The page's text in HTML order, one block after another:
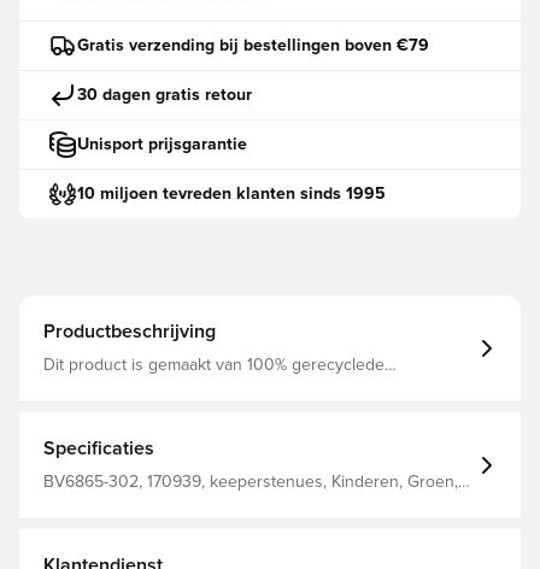
Gratis verzending bij bestellingen boven €79
30 dagen gratis retour
Unisport prijsgarantie
10 miljoen tevreden klanten sinds 1995
Productbeschrijving
Dit product is gemaakt van 100% gerecyclede
tailleband. Gemaakt van 100% polyester. Je kunt dit
model personaliseren met initialen en/of rugnummer.
Specificaties
BV6865-302, 170939, keeperstenues, Kinderen, Groen,